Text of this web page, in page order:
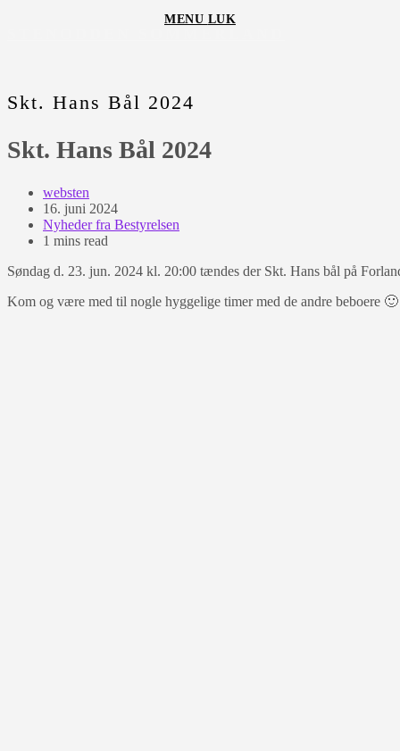
MENU LUK
Skt. Hans Bål 2024
Skt. Hans Bål 2024
Post
author:
websten
Post
published:
16. juni 2024
Post
category:
Nyheder fra Bestyrelsen
Reading
1 mins read
Søndag d. 23. jun. 2024 kl. 20:00 tændes der Skt. Hans bål på
Kom og være med til nogle hyggelige timer med de andre beboere 🙂